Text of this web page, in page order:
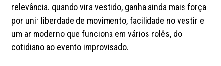
relevância. quando vira vestido, ganha ainda mais força
por unir liberdade de movimento, facilidade no vestir e
um ar moderno que funciona em vários rolês, do
cotidiano ao evento improvisado.